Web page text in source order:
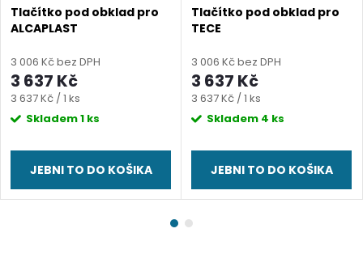
Tlačítko pod obklad pro
ALCAPLAST
3 006 Kč bez DPH
3 637 Kč
Měrná
cena:
3 637 Kč / 1 ks
Skladem1 ks
JEBNI TO DO KOŠIKA
Tlačítko pod obklad pro
TECE
3 006 Kč bez DPH
3 637 Kč
Měrná
cena:
3 637 Kč / 1 ks
Skladem 4 ks
JEBNI TO DO KOŠIKA